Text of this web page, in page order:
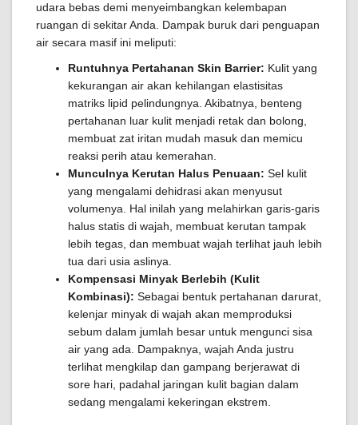
udara bebas demi menyeimbangkan kelembapan
ruangan di sekitar Anda. Dampak buruk dari penguapan
air secara masif ini meliputi:
Runtuhnya Pertahanan Skin Barrier: Kulit yang
kekurangan air akan kehilangan elastisitas
matriks lipid pelindungnya. Akibatnya, benteng
pertahanan luar kulit menjadi retak dan bolong,
membuat zat iritan mudah masuk dan memicu
reaksi perih atau kemerahan.
Munculnya Kerutan Halus Penuaan: Sel kulit
yang mengalami dehidrasi akan menyusut
volumenya. Hal inilah yang melahirkan garis-garis
halus statis di wajah, membuat kerutan tampak
lebih tegas, dan membuat wajah terlihat jauh lebih
tua dari usia aslinya.
Kompensasi Minyak Berlebih (Kulit
Kombinasi): Sebagai bentuk pertahanan darurat,
kelenjar minyak di wajah akan memproduksi
sebum dalam jumlah besar untuk mengunci sisa
air yang ada. Dampaknya, wajah Anda justru
terlihat mengkilap dan gampang berjerawat di
sore hari, padahal jaringan kulit bagian dalam
sedang mengalami kekeringan ekstrem.